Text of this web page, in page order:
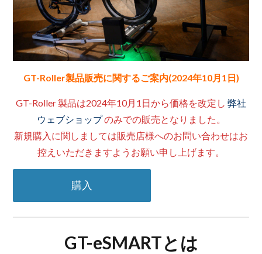
GT-Roller製品販売に関するご案内(2024年10月1日)
GT-Roller 製品は2024年10月1日から価格を改定し 弊社
ウェブショップのみでの販売となりました。
新規購入に関しましては販売店様へのお問い合わせはお
控えいただきますようお願い申し上げます。
購入
GT-eSMARTとは